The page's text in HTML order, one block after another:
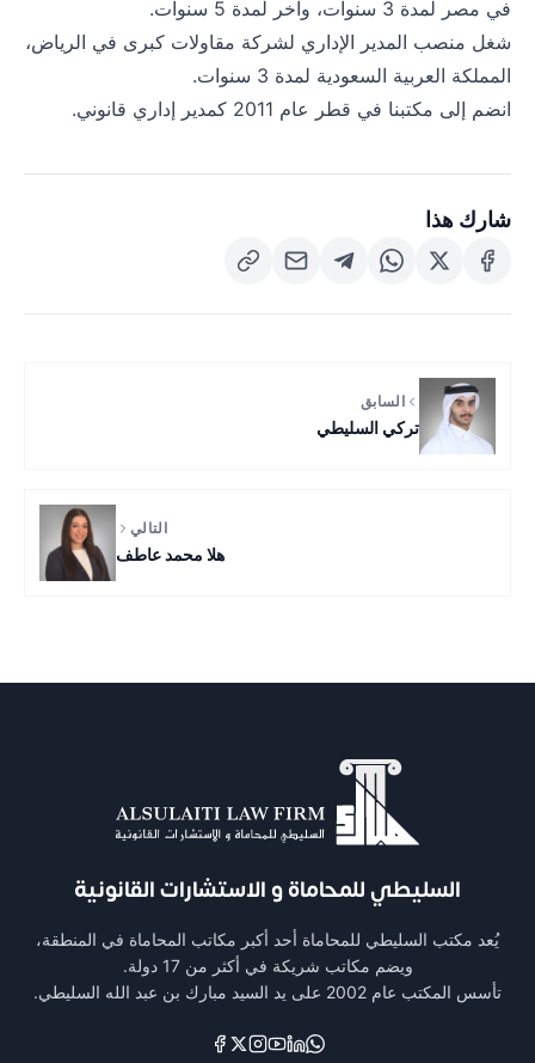
في مصر لمدة 3 سنوات، وآخر لمدة 5 سنوات.
شغل منصب المدير الإداري لشركة مقاولات كبرى في الرياض،
المملكة العربية السعودية لمدة 3 سنوات.
انضم إلى مكتبنا في قطر عام 2011 كمدير إداري قانوني.
شارك هذا
السابق
تركي السليطي
التالي
هلا محمد عاطف
السليطي للمحاماة و الاستشارات القانونية
يُعد مكتب السليطي للمحاماة أحد أكبر مكاتب المحاماة في المنطقة،
ويضم مكاتب شريكة في أكثر من 17 دولة.
تأسس المكتب عام 2002 على يد السيد مبارك بن عبد الله السليطي.